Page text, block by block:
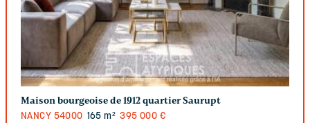
Maison bourgeoise de 1912 quartier Saurupt
NANCY 54000 165 m² 395 000 €